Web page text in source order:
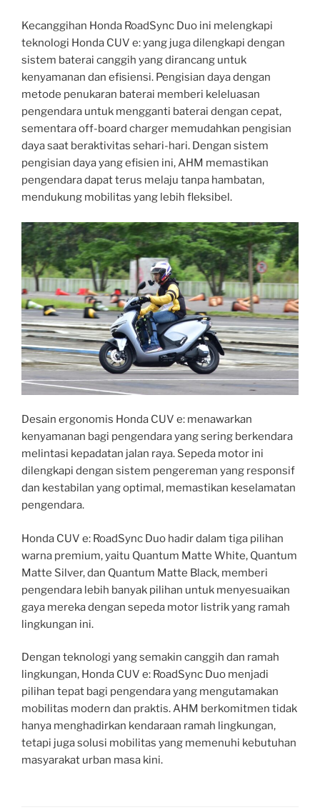
Kecanggihan Honda RoadSync Duo ini melengkapi
teknologi Honda CUV e: yang juga dilengkapi dengan
sistem baterai canggih yang dirancang untuk
kenyamanan dan efisiensi. Pengisian daya dengan
metode penukaran baterai memberi keleluasan
pengendara untuk mengganti baterai dengan cepat,
sementara off-board charger memudahkan pengisian
daya saat beraktivitas sehari-hari. Dengan sistem
pengisian daya yang efisien ini, AHM memastikan
pengendara dapat terus melaju tanpa hambatan,
mendukung mobilitas yang lebih fleksibel.
Desain ergonomis Honda CUV e: menawarkan
kenyamanan bagi pengendara yang sering berkendara
melintasi kepadatan jalan raya. Sepeda motor ini
dilengkapi dengan sistem pengereman yang responsif
dan kestabilan yang optimal, memastikan keselamatan
pengendara.
Honda CUV e: RoadSync Duo hadir dalam tiga pilihan
warna premium, yaitu Quantum Matte White, Quantum
Matte Silver, dan Quantum Matte Black, memberi
pengendara lebih banyak pilihan untuk menyesuaikan
gaya mereka dengan sepeda motor listrik yang ramah
lingkungan ini.
Dengan teknologi yang semakin canggih dan ramah
lingkungan, Honda CUV e: RoadSync Duo menjadi
pilihan tepat bagi pengendara yang mengutamakan
mobilitas modern dan praktis. AHM berkomitmen tidak
hanya menghadirkan kendaraan ramah lingkungan,
tetapi juga solusi mobilitas yang memenuhi kebutuhan
masyarakat urban masa kini.